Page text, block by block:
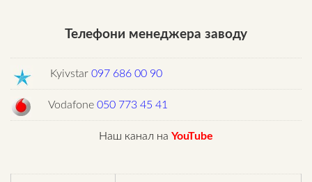
Телефони менеджера заводу
Kyivstar 097 686 00 90
Vodafone 050 773 45 41
Наш канал на YouTube